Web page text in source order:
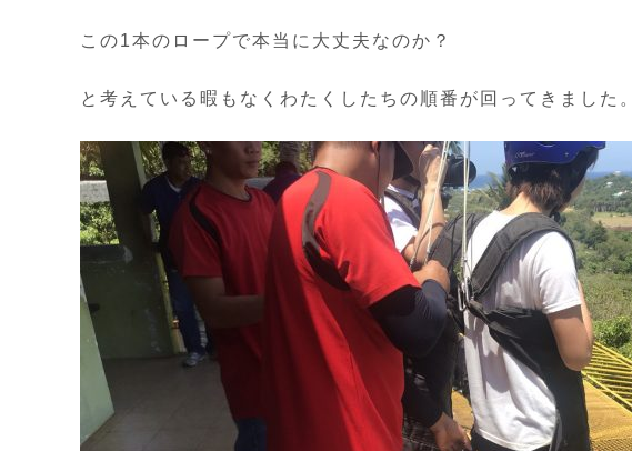
この1本のロープで本当に大丈夫なのか？
と考えている暇もなくわたくしたちの順番が回ってきました。